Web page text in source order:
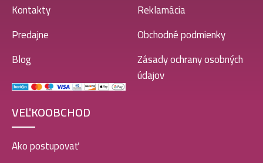
Kontakty
Predajne
Blog
Reklamácia
Obchodné podmienky
Zásady ochrany osobných
údajov
VEĽKOOBCHOD
Ako postupovať